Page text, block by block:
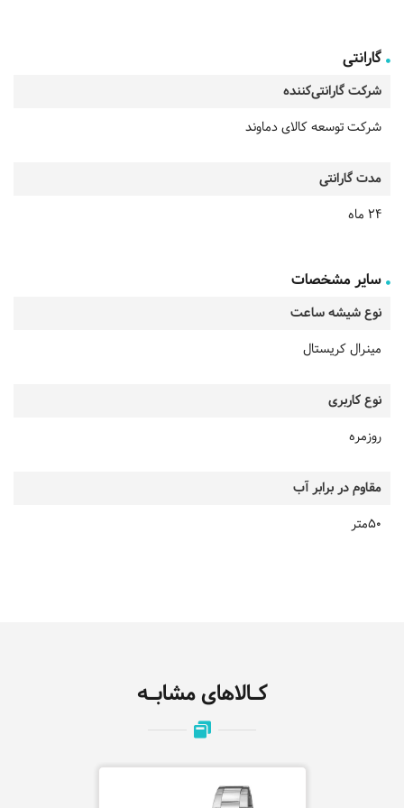
گارانتی
شرکت گارانتی‌کننده
شرکت توسعه کالای دماوند
مدت گارانتی
24 ماه
سایر مشخصات
نوع شیشه ساعت
مینرال کریستال
نوع کاربری
روزمره
مقاوم در برابر آب
50متر
کـالاهای مشابـه